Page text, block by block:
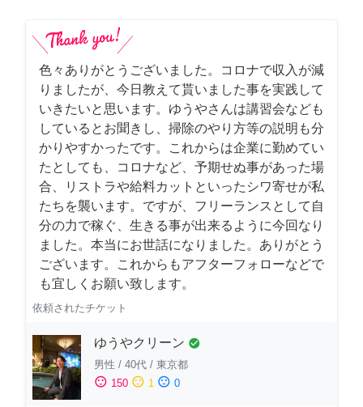
色々ありがとうございました。コロナで収入が減
りましたが、今日教えて貰いました事を実践して
いきたいと思います。ゆうやさんは講習会なども
しているとお聞きし、掃除のやり方等の説明も分
かりやすかったです。これからは企業に勤めてい
たとしても、コロナなど、予期せぬ事があった場
合、リストラや給料カットといったシワ寄せが私
たちを襲います。ですが、フリーランスとして自
分の力で稼ぐ、生きる事が出来るように今回なり
ました。本当にお世話になりました。ありがとう
ございます。これからもアフターフォローなどで
も宜しくお願い致します。
依頼されたチケット
ゆうやクリーン check_circle
男性 / 40代 / 東京都
sentiment_satisfied 150 sentiment_neutral 1 sentiment_dissatisfied 0